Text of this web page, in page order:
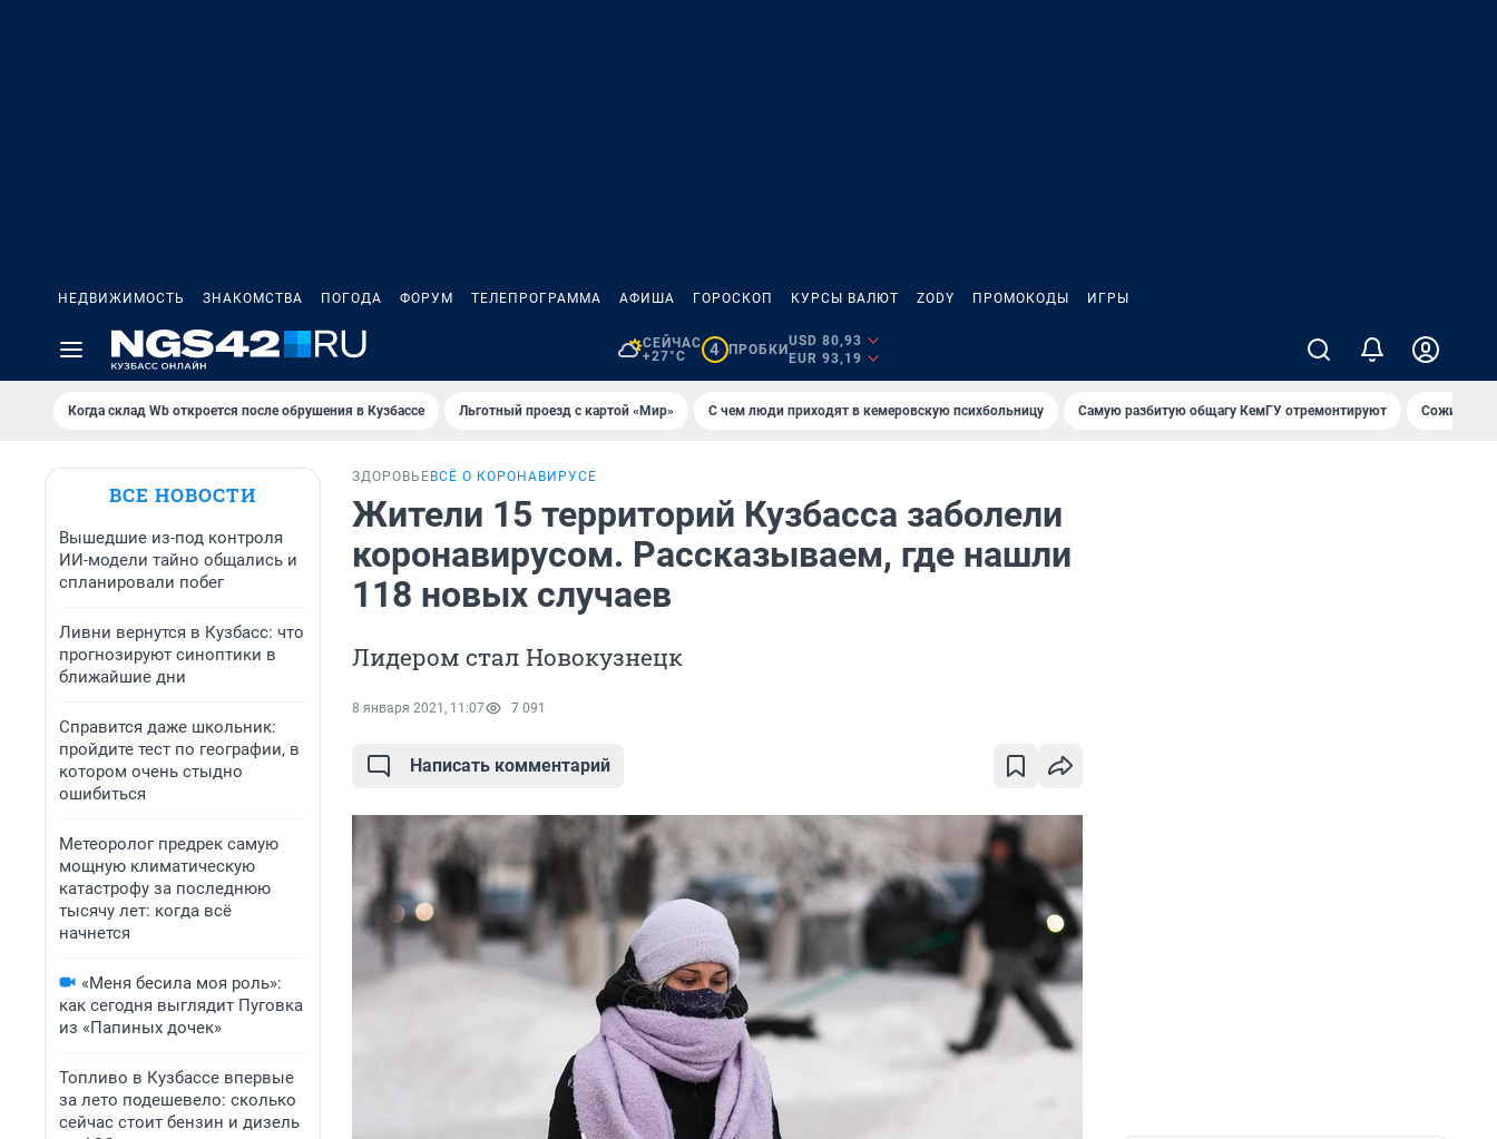
НЕДВИЖИМОСТЬ ЗНАКОМСТВА ПОГОДА ФОРУМ ТЕЛЕПРОГРАММА АФИША ГОРОСКОП КУРСЫ ВАЛЮТ ZODY ПРОМОКОДЫ ИГРЫ
СЕЙЧАС
+27°C
4 ПРОБКИ
USD 80,93
EUR 93,19
Когда склад Wb откроется после обрушения в Кузбассе Льготный проезд с картой «Мир» С чем люди приходят в кемеровскую психбольницу Самую разбитую общагу КемГУ отремонтируют
ВСЕ НОВОСТИ
Вышедшие из-под контроля
ИИ-модели тайно общались и
спланировали побег
Ливни вернутся в Кузбасс: что
прогнозируют синоптики в
ближайшие дни
Справится даже школьник:
пройдите тест по географии, в
котором очень стыдно
ошибиться
Метеоролог предрек самую
мощную климатическую
катастрофу за последнюю
тысячу лет: когда всё
начнется
«Меня бесила моя роль»:
как сегодня выглядит Пуговка
из «Папиных дочек»
Топливо в Кузбассе впервые
за лето подешевело: сколько
сейчас стоит бензин и дизель
ЗДОРОВЬЕ ВСЁ О КОРОНАВИРУСЕ
Жители 15 территорий Кузбасса заболели
коронавирусом. Рассказываем, где нашли
118 новых случаев
Лидером стал Новокузнецк
8 января 2021, 11:07 7 091
Написать комментарий